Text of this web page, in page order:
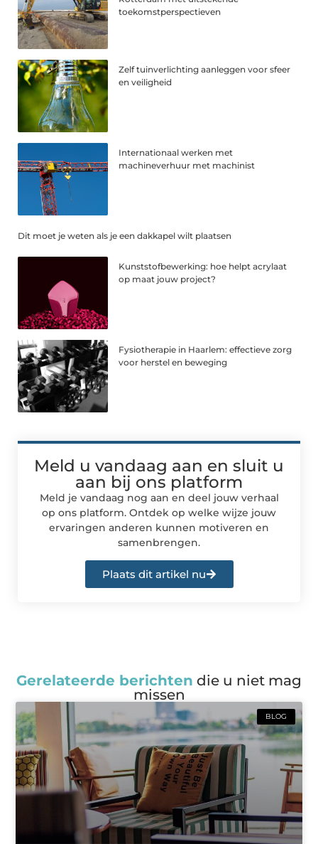
toekomstperspectieven
Zelf tuinverlichting aanleggen voor sfeer
en veiligheid
Internationaal werken met
machineverhuur met machinist
Dit moet je weten als je een dakkapel wilt plaatsen
Kunststofbewerking: hoe helpt acrylaat
op maat jouw project?
Fysiotherapie in Haarlem: effectieve zorg
voor herstel en beweging
Meld u vandaag aan en sluit u
aan bij ons platform
Meld je vandaag nog aan en deel jouw verhaal
op ons platform. Ontdek op welke wijze jouw
ervaringen anderen kunnen motiveren en
samenbrengen.
Plaats dit artikel nu
Gerelateerde berichten die u niet mag
missen
BLOG